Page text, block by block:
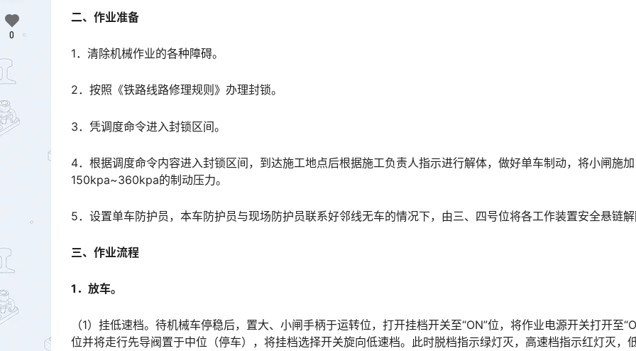
二、作业准备
1．清除机械作业的各种障碍。
2．按照《铁路线路修理规则》办理封锁。
3．凭调度命令进入封锁区间。
4．根据调度命令内容进入封锁区间，到达施工地点后根据施工负责人指示进行解体，做好单车制动，将小闸施加
150kpa~360kpa的制动压力。
5．设置单车防护员，本车防护员与现场防护员联系好邻线无车的情况下，由三、四号位将各工作装置安全悬链
三、作业流程
1．放车。
（1）挂低速档。待机械车停稳后，置大、小闸手柄于运转位，打开挂档开关至“ON”位，将作业电源开关打开至
位并将走行先导阀置于中位（停车），将挂档选择开关旋向低速档。此时脱档指示绿灯灭，高速档指示红灯灭，
0